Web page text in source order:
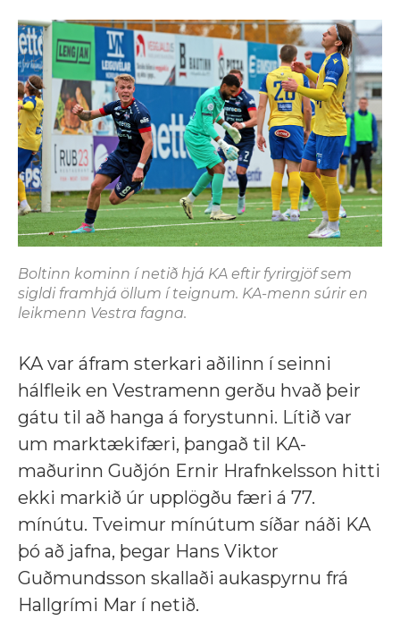
Boltinn kominn í netið hjá KA eftir fyrirgjöf sem
sigldi framhjá öllum í teignum. KA-menn súrir en
leikmenn Vestra fagna.
KA var áfram sterkari aðilinn í seinni
hálfleik en Vestramenn gerðu hvað þeir
gátu til að hanga á forystunni. Lítið var
um marktækifæri, þangað til KA-
maðurinn Guðjón Ernir Hrafnkelsson hitti
ekki markið úr upplögðu færi á 77.
mínútu. Tveimur mínútum síðar náði KA
þó að jafna, þegar Hans Viktor
Guðmundsson skallaði aukaspyrnu frá
Hallgrími Mar í netið.